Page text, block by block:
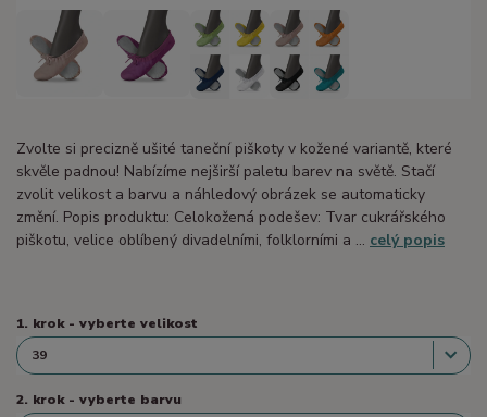
Zvolte si precizně ušité taneční piškoty v kožené variantě, které
skvěle padnou! Nabízíme nejširší paletu barev na světě. Stačí
zvolit velikost a barvu a náhledový obrázek se automaticky
změní. Popis produktu: Celokožená podešev: Tvar cukrářského
piškotu, velice oblíbený divadelními, folklorními a ... celý popis
1. krok - vyberte velikost
2. krok - vyberte barvu